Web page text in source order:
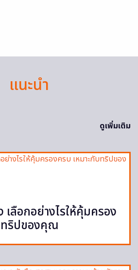
แนะนำ
ดูเพิ่มเติม
เลือกอย่างไรให้คุ้มครอง
ทริปของคุณ